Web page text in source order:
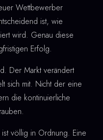
Wettbewerber
ist, wie
wird. Genau diese
Erfolg.
Der Markt verändert
sich mit. Nicht der eine
die kontinuierliche
völlig in Ordnung. Eine